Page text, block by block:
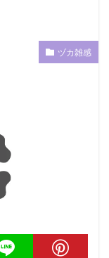
ヅカ雑感
初観劇